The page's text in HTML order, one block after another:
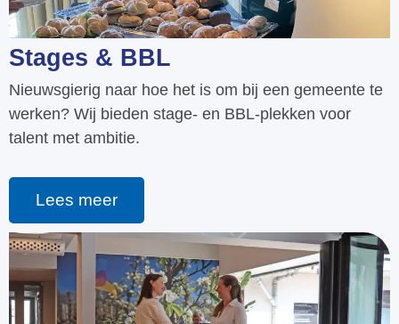
Stages & BBL
Nieuwsgierig naar hoe het is om bij een gemeente te
werken? Wij bieden stage- en BBL-plekken voor
talent met ambitie.
Lees meer